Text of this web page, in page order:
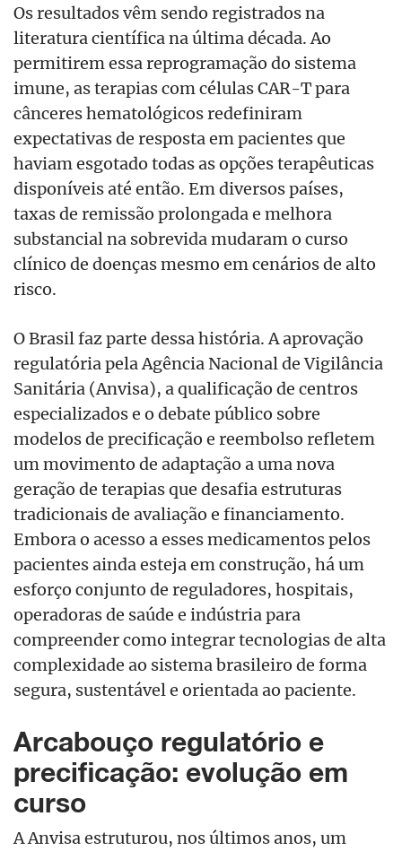
Os resultados vêm sendo registrados na
literatura científica na última década. Ao
permitirem essa reprogramação do sistema
imune, as terapias com células CAR-T para
cânceres hematológicos redefiniram
expectativas de resposta em pacientes que
haviam esgotado todas as opções terapêuticas
disponíveis até então. Em diversos países,
taxas de remissão prolongada e melhora
substancial na sobrevida mudaram o curso
clínico de doenças mesmo em cenários de alto
risco.
O Brasil faz parte dessa história. A aprovação
regulatória pela Agência Nacional de Vigilância
Sanitária (Anvisa), a qualificação de centros
especializados e o debate público sobre
modelos de precificação e reembolso refletem
um movimento de adaptação a uma nova
geração de terapias que desafia estruturas
tradicionais de avaliação e financiamento.
Embora o acesso a esses medicamentos pelos
pacientes ainda esteja em construção, há um
esforço conjunto de reguladores, hospitais,
operadoras de saúde e indústria para
compreender como integrar tecnologias de alta
complexidade ao sistema brasileiro de forma
segura, sustentável e orientada ao paciente.
Arcabouço regulatório e
precificação: evolução em
curso
A Anvisa estruturou, nos últimos anos, um